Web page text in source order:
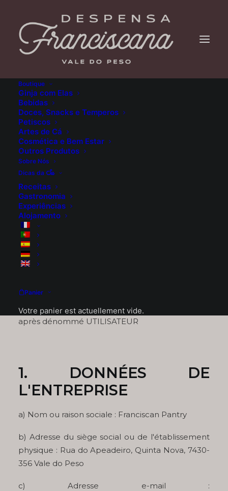
Boutique
Ginja com Elas
Bebidas
Doces, Snacks e Temperos
Petiscos
Artes de Cá
Cosmética e Bem Estar
Outros Produtos
Sobre Nós
Dicas da Su
Receitas
Gastronomia
Experiências
Alojamento
Panier
Votre panier est actuellement vide.
TERMOS E
CONDIÇÕES GERAIS
DE VENDA E
UTILIZAÇÃO
PRÉAMBULE
Les présentes conditions générales de vente et
d'utilisation sont convenues entre Gama de
Matos, LDA dont le siège est à Rua do Apeadeiro,
Quinta Nova, 7430-356 Vale do Peso, ci-après
personnes souhaitant effectuer des achats via le
site Web www. despensafranciscana.com, ci-
après dénommé UTILISATEUR
1. DONNÉES DE
L'ENTREPRISE
a) Nom ou raison sociale : Franciscan Pantry
b) Adresse du siège social ou de l'établissement
physique : Rua do Apeadeiro, Quinta Nova, 7430-
356 Vale do Peso
c) Adresse e-mail :